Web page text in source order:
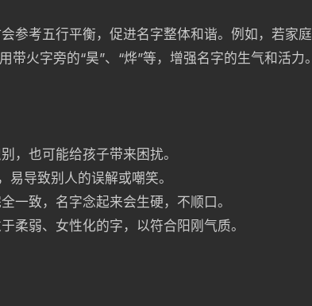
参考五行平衡，促进名字整体和谐。例如，若家庭
火字旁的“昊”、“烨”等，增强名字的生气和活力。
，也可能给孩子带来困扰。
易导致别人的误解或嘲笑。
一致，名字念起来会生硬，不顺口。
柔弱、女性化的字，以符合阳刚气质。